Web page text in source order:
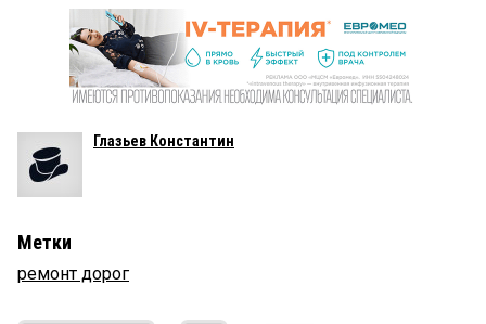
Глазьев Константин
Метки
ремонт дорог